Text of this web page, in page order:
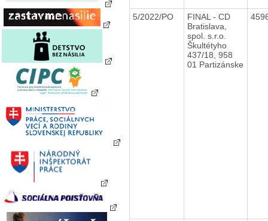
5/2022/PO
FINAL - CD
Bratislava,
spol. s.r.o.
Škultétyho
437/18, 958
01 Partizánske